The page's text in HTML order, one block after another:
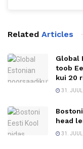
Related Articles
Global
toob
kui 20
31.
head
31.